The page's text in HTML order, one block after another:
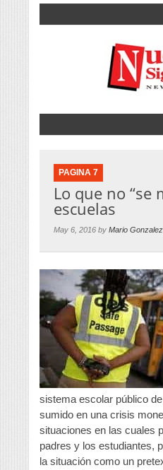
PAGINA 7
Lo que no “se
escuelas
May 6, 2016 by Mario Gonzalez
sistema escolar público
sumido en una crisis
situaciones en las cuales
padres y los estudiantes,
la situación como un